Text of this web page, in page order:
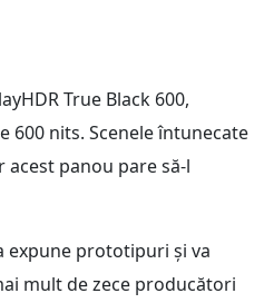
True Black 600,
600 nits. Scenele întunecate
panou pare să-l
expune prototipuri și va
mult de zece producători